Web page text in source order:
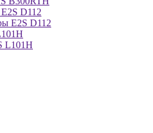
D112